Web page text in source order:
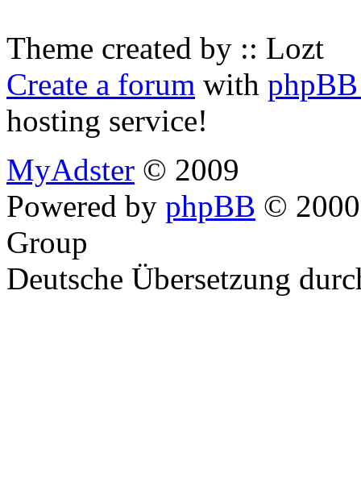
Theme created by :: Lozt
Create a forum with
hosting service!
MyAdster © 2009
Powered by phpBB ©
Group
Deutsche Übersetzung